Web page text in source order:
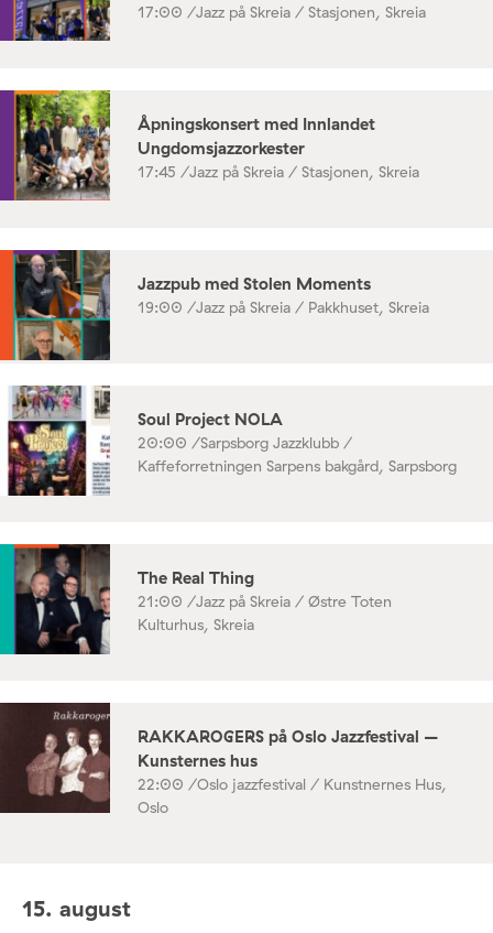
17:00 /Jazz på Skreia / Stasjonen, Skreia
Åpningskonsert med Innlandet
Ungdomsjazzorkester
17:45 /Jazz på Skreia / Stasjonen, Skreia
Jazzpub med Stolen Moments
19:00 /Jazz på Skreia / Pakkhuset, Skreia
Soul Project NOLA
20:00 /Sarpsborg Jazzklubb /
Kaffeforretningen Sarpens bakgård, Sarpsborg
The Real Thing
21:00 /Jazz på Skreia / Østre Toten
Kulturhus, Skreia
RAKKAROGERS på Oslo Jazzfestival –
Kunsternes hus
22:00 /Oslo jazzfestival / Kunstnernes Hus,
Oslo
15. august